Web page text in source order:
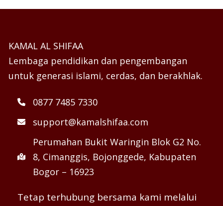
KAMAL AL SHIFAA
Lembaga pendidikan dan pengembangan
untuk generasi islami, cerdas, dan berakhlak.
0877 7485 7330
support@kamalshifaa.com
Perumahan Bukit Waringin Blok G2 No.
8, Cimanggis, Bojonggede, Kabupaten
Bogor – 16923
Tetap terhubung bersama kami melalui